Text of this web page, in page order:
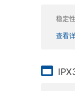
稳定
查看